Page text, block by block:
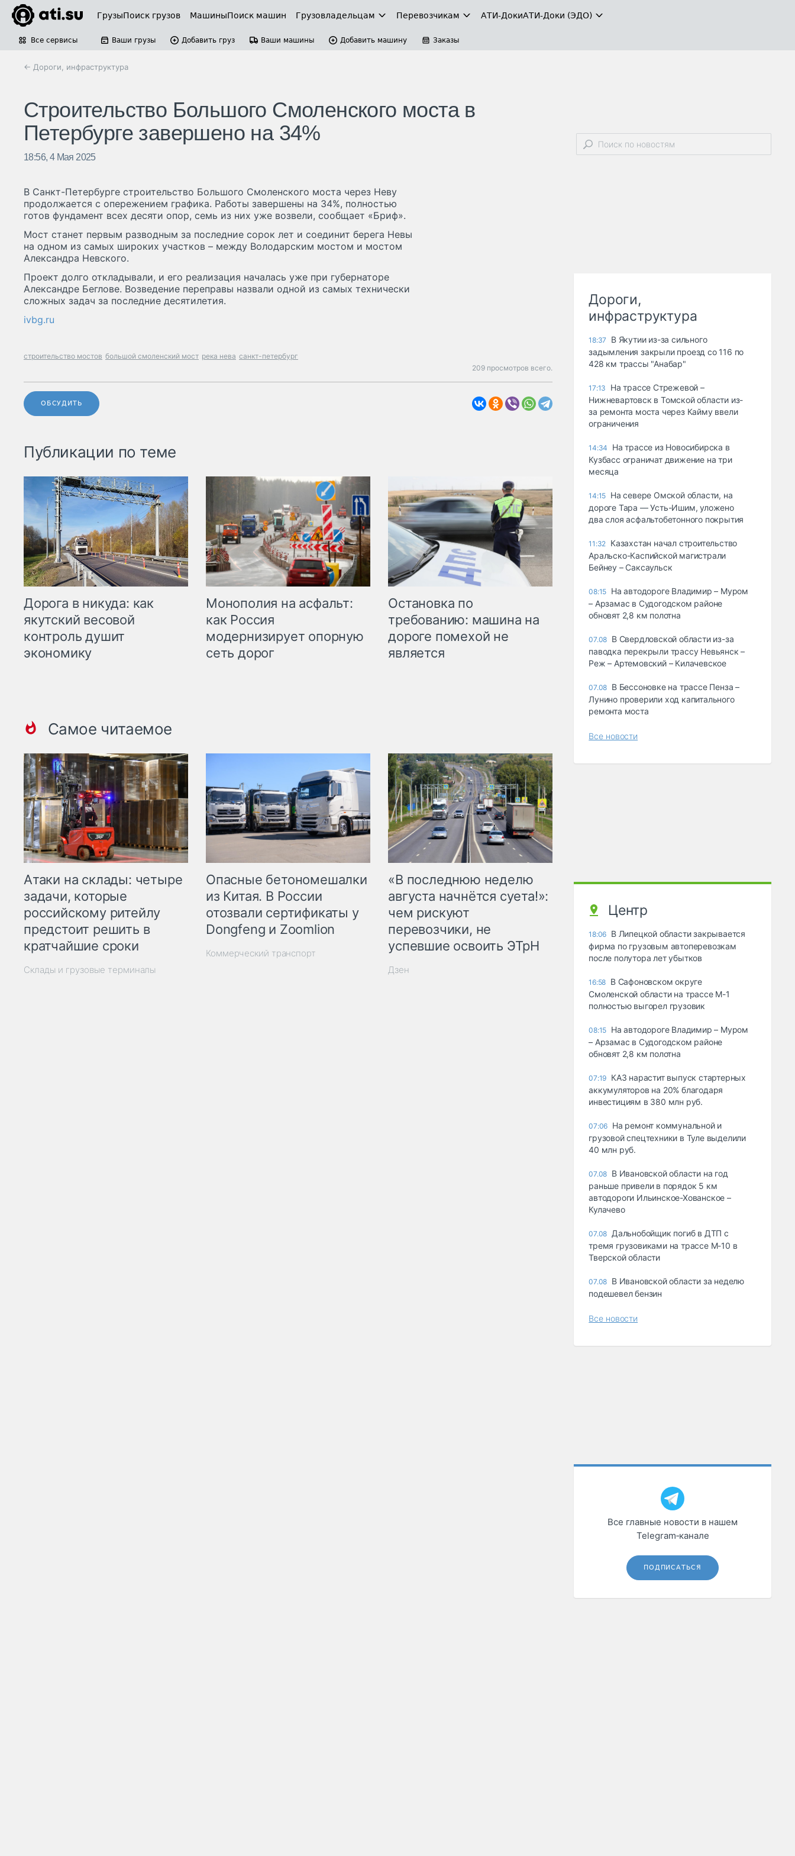
ГрузыПоиск грузов МашиныПоиск машин Грузовладельцам Перевозчикам АТИ-ДокиАТИ-Доки (ЭДО)
Все сервисы Ваши грузы Добавить груз Ваши машины Добавить машину Заказы
← Дороги, инфраструктура
Строительство Большого Смоленского моста в
Петербурге завершено на 34%
18:56, 4 Мая 2025
В Санкт-Петербурге строительство Большого Смоленского моста через Неву
продолжается с опережением графика. Работы завершены на 34%, полностью
готов фундамент всех десяти опор, семь из них уже возвели, сообщает «Бриф».
Мост станет первым разводным за последние сорок лет и соединит берега Невы
на одном из самых широких участков – между Володарским мостом и мостом
Александра Невского.
Проект долго откладывали, и его реализация началась уже при губернаторе
Александре Беглове. Возведение переправы назвали одной из самых технически
сложных задач за последние десятилетия.
ivbg.ru
строительство мостов большой смоленский мост река нева санкт-петербург
209 просмотров всего.
ОБСУДИТЬ
Публикации по теме
Дорога в никуда: как
якутский весовой
контроль душит
экономику
Монополия на асфальт:
как Россия
модернизирует опорную
сеть дорог
Остановка по
требованию: машина на
дороге помехой не
является
Самое читаемое
Атаки на склады: четыре
задачи, которые
российскому ритейлу
предстоит решить в
кратчайшие сроки
Склады и грузовые терминалы
Опасные бетономешалки
из Китая. В России
отозвали сертификаты у
Dongfeng и Zoomlion
Коммерческий транспорт
«В последнюю неделю
августа начнётся суета!»:
чем рискуют
перевозчики, не
успевшие освоить ЭТрН
Дзен
Дороги,
инфраструктура
18:37
В Якутии из-за сильного
задымления закрыли проезд со 116 по
428 км трассы "Анабар"
17:13
На трассе Стрежевой –
Нижневартовск в Томской области из-
за ремонта моста через Кайму ввели
ограничения
14:34
На трассе из Новосибирска в
Кузбасс ограничат движение на три
месяца
14:15 На севере Омской области, на
дороге Тара — Усть-Ишим, уложено
два слоя асфальтобетонного покрытия
11:32 Казахстан начал строительство
Аральско-Каспийской магистрали
Бейнеу – Саксаульск
08:15 На автодороге Владимир – Муром
– Арзамас в Судогодском районе
обновят 2,8 км полотна
07.08 В Свердловской области из-за
паводка перекрыли трассу Невьянск –
Реж – Артемовский – Килачевское
07.08 В Бессоновке на трассе Пенза –
Лунино проверили ход капитального
ремонта моста
Все новости
Центр
18:06 В Липецкой области закрывается
фирма по грузовым автоперевозкам
после полутора лет убытков
16:58 В Сафоновском округе
Смоленской области на трассе М-1
полностью выгорел грузовик
08:15 На автодороге Владимир – Муром
– Арзамас в Судогодском районе
обновят 2,8 км полотна
07:19 КАЗ нарастит выпуск стартерных
аккумуляторов на 20% благодаря
инвестициям в 380 млн руб.
07:06 На ремонт коммунальной и
грузовой спецтехники в Туле выделили
40 млн руб.
07.08 В Ивановской области на год
раньше привели в порядок 5 км
автодороги Ильинское-Хованское –
Кулачево
07.08 Дальнобойщик погиб в ДТП с
тремя грузовиками на трассе М-10 в
Тверской области
07.08 В Ивановской области за неделю
подешевел бензин
Все новости
Все главные новости в нашем
Telegram‑канале
ПОДПИСАТЬСЯ